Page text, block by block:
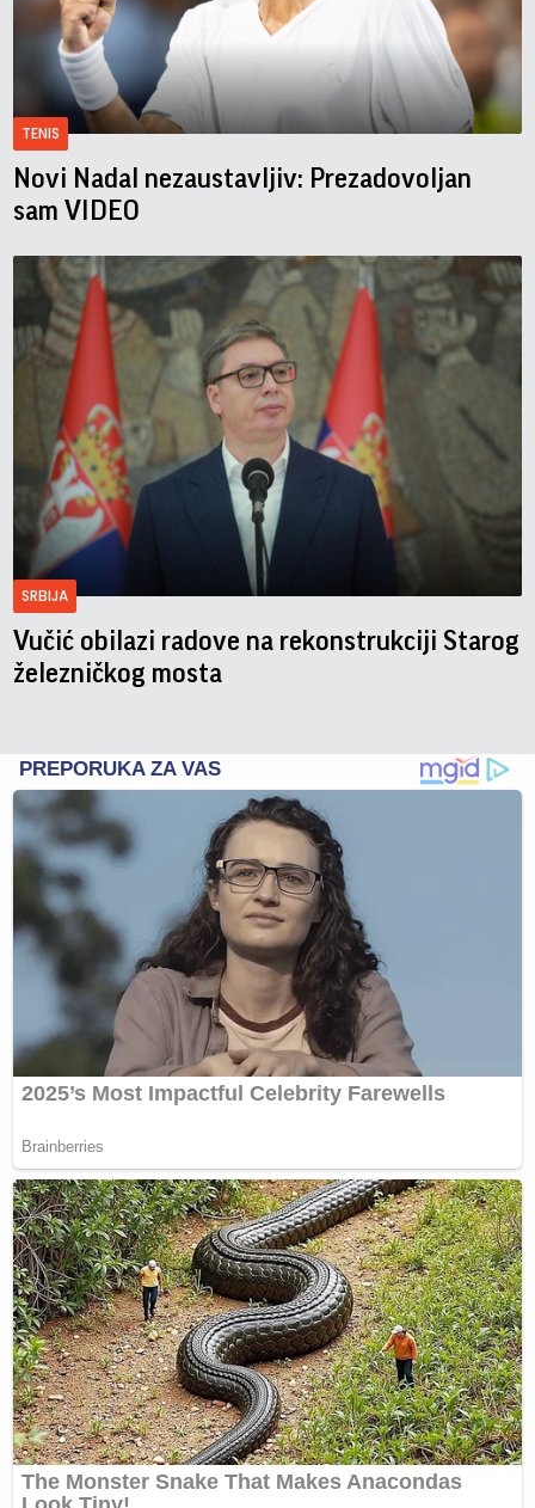
TENIS
Novi Nadal nezaustavljiv: Prezadovoljan
sam VIDEO
SRBIJA
Vučić obilazi radove na rekonstrukciji Starog
železničkog mosta